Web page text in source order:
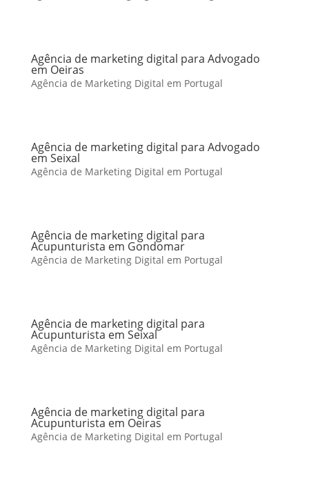
Agência de marketing digital para Advogado
em Oeiras
Agência de Marketing Digital em Portugal
Agência de marketing digital para Advogado
em Seixal
Agência de Marketing Digital em Portugal
Agência de marketing digital para
Acupunturista em Gondomar
Agência de Marketing Digital em Portugal
Agência de marketing digital para
Acupunturista em Seixal
Agência de Marketing Digital em Portugal
Agência de marketing digital para
Acupunturista em Oeiras
Agência de Marketing Digital em Portugal